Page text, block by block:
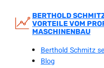
Inhalt
springen
BERTHOLD
VORTEILE VOM
MASCHINENBAU
Berthold Schmitz
Blog